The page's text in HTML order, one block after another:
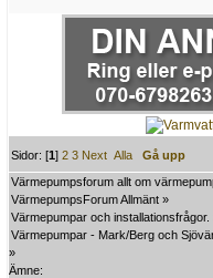
Sidor: [1]2 3 Next Alla
Gå upp
Värmepumpsforum allt om
VärmepumpsForum Allmänt »
Värmepumpar och installationsfrågor.
Värmepumpar - Mark/Berg och
»
Ämne: